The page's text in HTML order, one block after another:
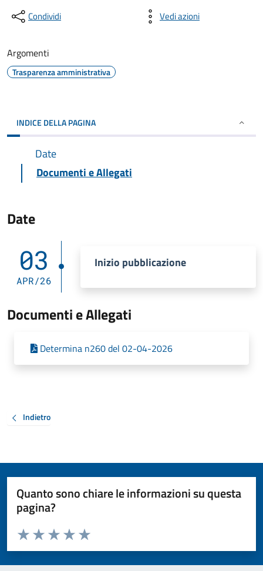
Condividi Vedi azioni
Argomenti
Trasparenza amministrativa
INDICE DELLA PAGINA
Date
Documenti e Allegati
Date
03
APR/26
Inizio pubblicazione
Documenti e Allegati
Determina n260 del 02-04-2026
Indietro
Quanto sono chiare le informazioni su questa
pagina?
Valuta da 1 a 5 stelle la pagina
Valuta 5 stelle su 5
Valuta 4 stelle su 5
Valuta 3 stelle su 5
Valuta 2 stelle su 5
Valuta 1 stelle su 5